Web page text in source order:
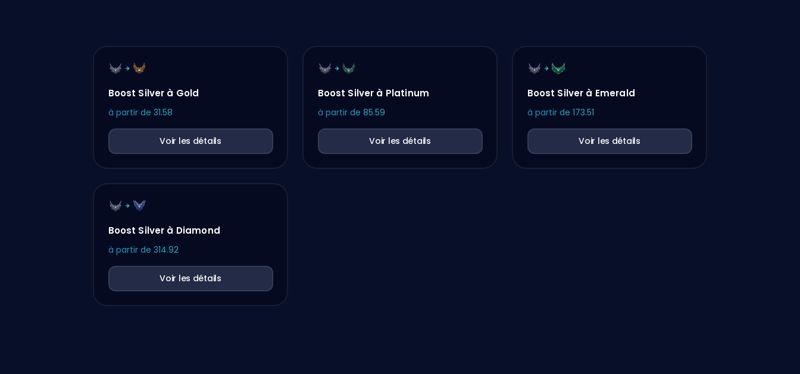
Boost Silver à Gold
à partir de 31.58
Voir les détails
Boost Silver à Platinum
à partir de 85.59
Voir les détails
Boost Silver à Emerald
à partir de 173.51
Voir les détails
Boost Silver à Diamond
à partir de 314.92
Voir les détails